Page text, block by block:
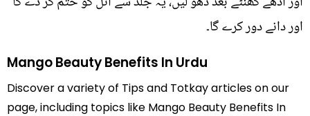
اور دانے دور کرے گا۔
Mango Beauty Benefits In Urdu
Discover a variety of Tips and Totkay articles on our
page, including topics like Mango Beauty Benefits In